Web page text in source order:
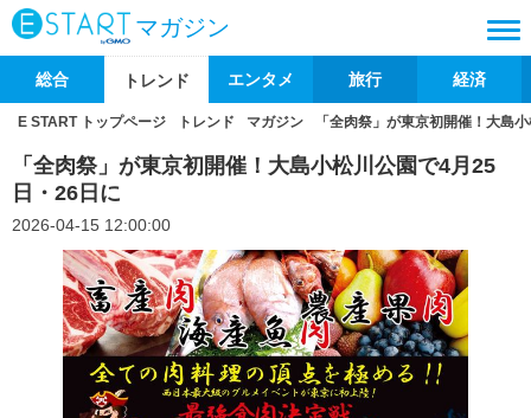
マガジン
総合 トレンド エンタメ 旅行 経済
E START トップページ トレンド マガジン 「全肉祭」が東京初開催！大島
「全肉祭」が東京初開催！大島小松川公園で4月25
日・26日に
2026-04-15 12:00:00